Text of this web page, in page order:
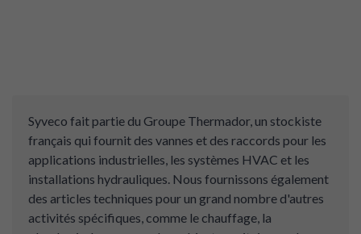
Syveco fait partie du Groupe Thermador, un stockiste
français qui fournit des vannes et des raccords pour les
applications industrielles, les systèmes HVAC et les
installations hydrauliques. Nous fournissons également
des articles techniques pour un grand nombre d'autres
activités spécifiques, comme le chauffage, la